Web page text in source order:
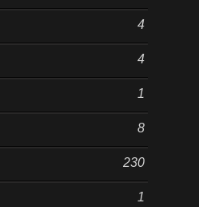
4
4
1
8
230
1